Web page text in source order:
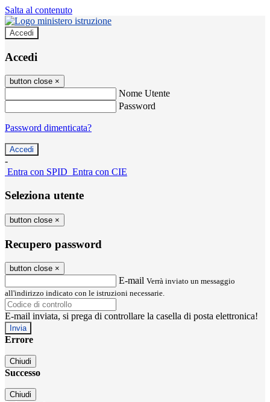
Salta al contenuto
Accedi
Accedi
button close ×
Nome Utente
Password
Password dimenticata?
-
Entra con SPID Entra con CIE
Seleziona utente
button close ×
Recupero password
button close ×
E-mail Verrà inviato un messaggio
all'indirizzo indicato con le istruzioni necessarie.
E-mail inviata, si prega di controllare la casella di posta elettronica!
Errore
Chiudi
Successo
Chiudi